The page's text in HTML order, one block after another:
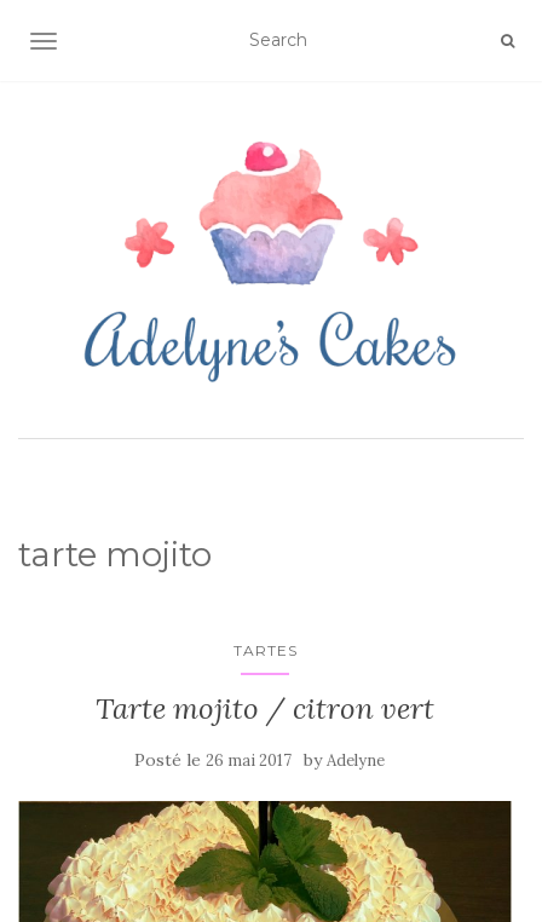
OUVRIR/FERMER LA NAVIGATION
tarte mojito
TARTES
Tarte mojito / citron vert
Posté le 26 mai 2017 byAdelyne